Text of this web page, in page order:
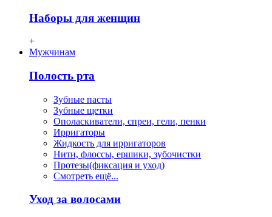
Наборы для женщин
+
Мужчинам
Полость рта
Зубные пасты
Зубные щетки
Ополаскиватели, спреи, гели, пенки
Ирригаторы
Жидкость для ирригаторов
Нити, флосcы, ершики, зубочистки
Протезы(фиксация и уход)
Смотреть ещё...
Уход за волосами